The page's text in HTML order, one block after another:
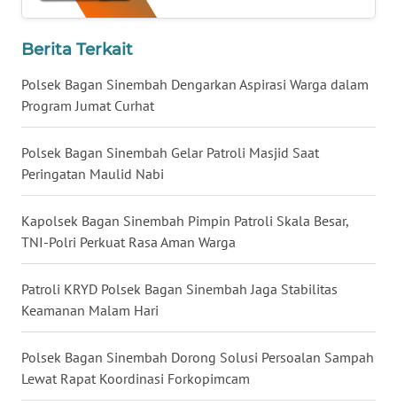
Berita Terkait
Polsek Bagan Sinembah Dengarkan Aspirasi Warga dalam
Program Jumat Curhat
Polsek Bagan Sinembah Gelar Patroli Masjid Saat
Peringatan Maulid Nabi
Kapolsek Bagan Sinembah Pimpin Patroli Skala Besar,
TNI-Polri Perkuat Rasa Aman Warga
Patroli KRYD Polsek Bagan Sinembah Jaga Stabilitas
Keamanan Malam Hari
Polsek Bagan Sinembah Dorong Solusi Persoalan Sampah
Lewat Rapat Koordinasi Forkopimcam
WN
JATENG
NUSANTARA
JOGJA
JATIM
BALI
WN